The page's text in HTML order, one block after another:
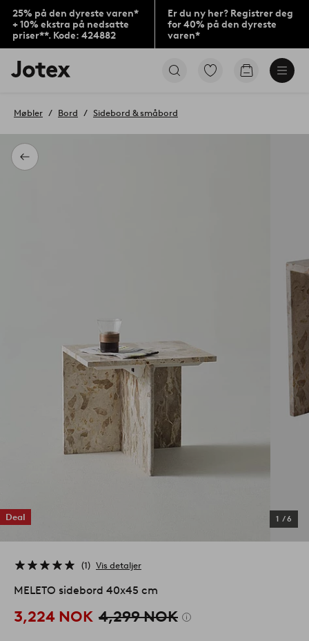
25% på den dyreste varen*
+ 10% ekstra på nedsatte
priser**. Kode: 424882
Er du ny her? Registrer deg
for 40% på den dyreste
varen*
Jotex’
logo
til
Gå
Gå
Tilbake
Møbler Bord Sidebord & småbord
Deal 1 /6
1 Vis detaljer
MELETO sidebord 40x45 cm
3,224 NOK 4,299 NOK